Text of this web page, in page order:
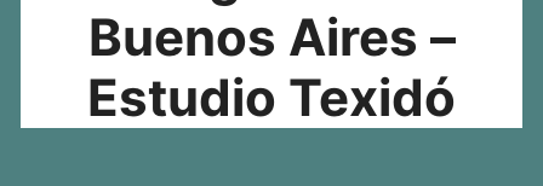
Buenos Aires –
Estudio Texidó